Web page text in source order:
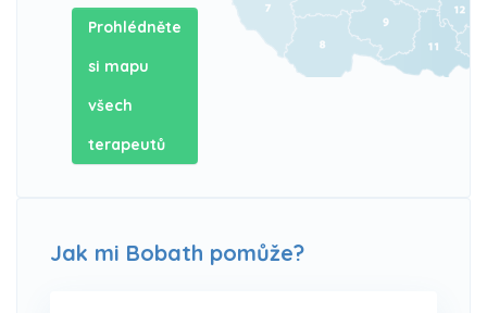
Prohlédněte
si mapu
všech
terapeutů
Jak mi Bobath pomůže?